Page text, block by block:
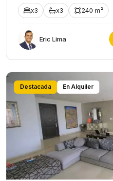
x3 x3 240 m²
Eric Lima
Destacada En Alquiler